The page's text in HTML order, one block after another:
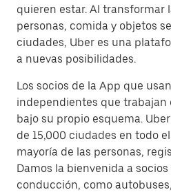
quieren estar. Al transformar
personas, comida y objetos
ciudades, Uber es una
a nuevas posibilidades.
Los socios de la App que
independientes que trabajan
bajo su propio esquema.
de 15,000 ciudades en todo
mayoría de las personas,
Damos la bienvenida a
conducción, como